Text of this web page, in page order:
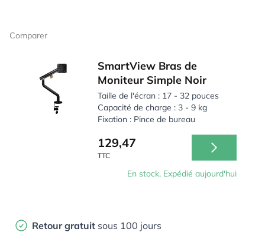
Comparer
SmartView Bras de
Moniteur Simple Noir
Taille de l'écran : 17 - 32 pouces
Capacité de charge : 3 - 9 kg
Fixation : Pince de bureau
129,47
TTC
En stock, Expédié aujourd'hui
Retour gratuit sous 100 jours